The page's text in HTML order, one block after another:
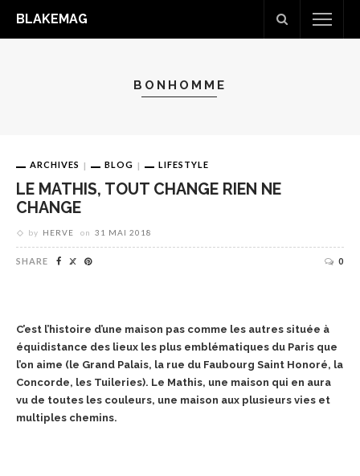
BLAKEMAG
BONHOMME
ARCHIVES BLOG LIFESTYLE
LE MATHIS, TOUT CHANGE RIEN NE
CHANGE
by HERVE on 31 MAI 2018
SHARE 0
C’est l’histoire d’une maison pas comme les autres située à
équidistance des lieux les plus emblématiques du Paris que
l’on aime (le Grand Palais, la rue du Faubourg Saint Honoré, la
Concorde, les Tuileries). Le Mathis, une maison qui en aura
vu de toutes les couleurs, une maison aux plusieurs vies et
multiples chemins.